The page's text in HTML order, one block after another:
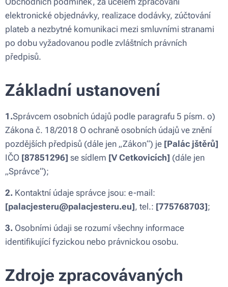
elektronické objednávky, realizace dodávky, zúčtování
plateb a nezbytné komunikaci mezi smluvními stranami
po dobu vyžadovanou podle zvláštních právních
předpisů.
Základní ustanovení
1.Správcem osobních údajů podle paragrafu 5 písm. o)
Zákona č. 18/2018 O ochraně osobních údajů ve znění
pozdějších předpisů (dále jen „Zákon“) je [Palác jštěrů]
IČO [87851296] se sídlem [V Cetkovicích] (dále jen
„Správce“);
2. Kontaktní údaje správce jsou: e-mail:
[palacjesteru@palacjesteru.eu], tel.: [775768703];
3. Osobními údaji se rozumí všechny informace
identifikující fyzickou nebo právnickou osobu.
Zdroje zpracovávaných